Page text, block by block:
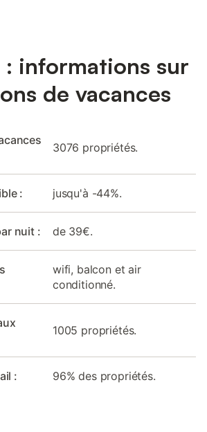
: informations sur
de vacances
3076 propriétés.
: jusqu'à -44%.
nuit : de 39€.
wifi, balcon et air
conditionné.
1005 propriétés.
: 96% des propriétés.